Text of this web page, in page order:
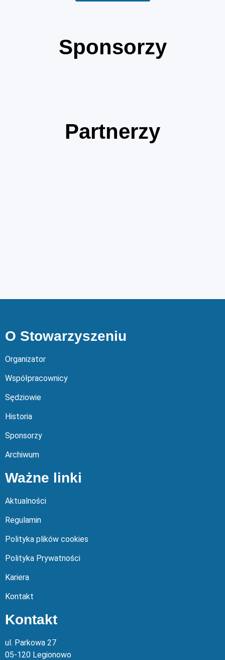
Sponsorzy
Partnerzy
O Stowarzyszeniu
Organizator
Współpracownicy
Sędziowie
Historia
Sponsorzy
Archiwum
Ważne linki
Aktualności
Regulamin
Polityka plików cookies
Polityka Prywatności
Kariera
Kontakt
Kontakt
ul. Parkowa 27
05-120 Legionowo